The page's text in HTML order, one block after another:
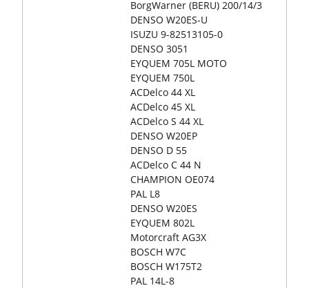
BorgWarner (BERU) 200/14/3
DENSO W20ES-U
ISUZU 9-82513105-0
DENSO 3051
EYQUEM 705L MOTO
EYQUEM 750L
ACDelco 44 XL
ACDelco 45 XL
ACDelco S 44 XL
DENSO W20EP
DENSO D 55
ACDelco C 44 N
CHAMPION OE074
PAL L8
DENSO W20ES
EYQUEM 802L
Motorcraft AG3X
BOSCH W7C
BOSCH W175T2
PAL 14L-8